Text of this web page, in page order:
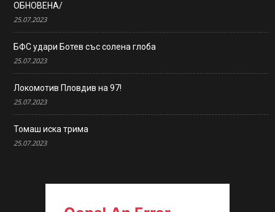
ОБНОВЕНА/
25.07.2023
БФС удари Ботев със солена глоба
25.07.2023
Локомотив Пловдив на 97!
25.07.2023
Томаш иска трима
25.07.2023